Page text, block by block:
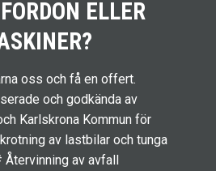
ELLER
oss och få en offert.
och godkända av
Karlskrona Kommun för
av lastbilar och tunga
Återvinning av avfall